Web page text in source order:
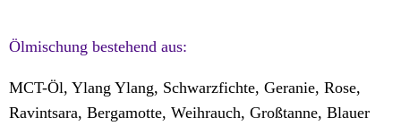
Ölmischung bestehend aus:
MCT-Öl, Ylang Ylang, Schwarzfichte, Geranie, Rose,
Ravintsara, Bergamotte, Weihrauch, Großtanne, Blauer